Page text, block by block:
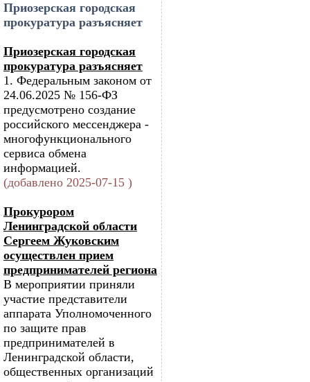
Приозерская городская
прокуратура разъясняет
Приозерская городская
прокуратура разъясняет
1. Федеральным законом от
24.06.2025 № 156-ФЗ
предусмотрено создание
российского мессенджера -
многофункционального
сервиса обмена
информацией.
(добавлено 2025-07-15 )
Прокурором
Ленинградской области
Сергеем Жуковским
осуществлен прием
предпринимателей региона
В мероприятии приняли
участие представители
аппарата Уполномоченного
по защите прав
предпринимателей в
Ленинградской области,
общественных организаций